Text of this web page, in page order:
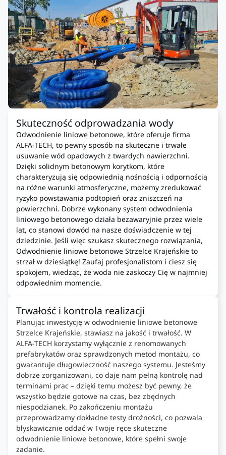
Skuteczność odprowadzania wody
Odwodnienie liniowe betonowe, które oferuje firma
ALFA-TECH, to pewny sposób na skuteczne i trwałe
usuwanie wód opadowych z twardych nawierzchni.
Dzięki solidnym betonowym korytkom, które
charakteryzują się odpowiednią nośnością i odpornością
na różne warunki atmosferyczne, możemy zredukować
ryzyko powstawania podtopień oraz zniszczeń na
powierzchni. Dobrze wykonany system odwodnienia
liniowego betonowego działa bezawaryjnie przez wiele
lat, co stanowi dowód na nasze doświadczenie w tej
dziedzinie. Jeśli więc szukasz skutecznego rozwiązania,
Odwodnienie liniowe betonowe Strzelce Krajeńskie to
strzał w dziesiątkę! Zaufaj profesjonalistom i ciesz się
spokojem, wiedząc, że woda nie zaskoczy Cię w najmniej
odpowiednim momencie.
Trwałość i kontrola realizacji
Planując inwestycję w odwodnienie liniowe betonowe
Strzelce Krajeńskie, stawiasz na jakość i trwałość. W
ALFA-TECH korzystamy wyłącznie z renomowanych
prefabrykatów oraz sprawdzonych metod montażu, co
gwarantuje długowieczność naszego systemu. Jesteśmy
dobrze zorganizowani, co daje nam pełną kontrolę nad
terminami prac – dzięki temu możesz być pewny, że
wszystko będzie gotowe na czas, bez zbędnych
niespodzianek. Po zakończeniu montażu
przeprowadzamy dokładne testy drożności, co pozwala
błyskawicznie oddać w Twoje ręce skuteczne
odwodnienie liniowe betonowe, które spełni swoje
zadanie.